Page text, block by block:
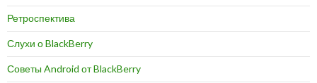
Ретроспектива
Слухи о BlackBerry
Советы Android от BlackBerry